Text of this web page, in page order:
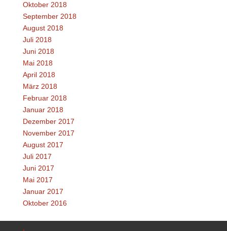
Oktober 2018
September 2018
August 2018
Juli 2018
Juni 2018
Mai 2018
April 2018
März 2018
Februar 2018
Januar 2018
Dezember 2017
November 2017
August 2017
Juli 2017
Juni 2017
Mai 2017
Januar 2017
Oktober 2016